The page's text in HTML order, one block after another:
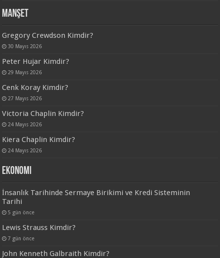
Manşet
Gregory Crewdson Kimdir?
30 Mayıs 2026
Peter Hujar Kimdir?
29 Mayıs 2026
Cenk Koray Kimdir?
27 Mayıs 2026
Victoria Chaplin Kimdir?
24 Mayıs 2026
Kiera Chaplin Kimdir?
24 Mayıs 2026
Ekonomi
İnsanlık Tarihinde Sermaye Birikimi ve Kredi Sisteminin
Tarihi
5 gün önce
Lewis Strauss Kimdir?
7 gün önce
John Kenneth Galbraith Kimdir?